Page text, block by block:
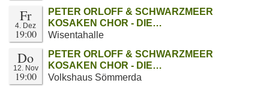
Fr
4. Dez
19:00
PETER ORLOFF & SCHWARZMEER
KOSAKEN CHOR - DIE…
Wisentahalle
Do
12. Nov
19:00
PETER ORLOFF & SCHWARZMEER
KOSAKEN CHOR - DIE…
Volkshaus Sömmerda